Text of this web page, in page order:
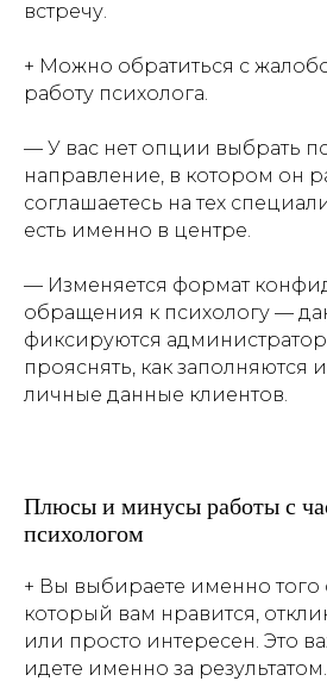
встречу.
+ Можно обратиться с
работу психолога.
— У вас нет опции выбрать
направление, в котором он
соглашаетесь на тех
есть именно в центре.
— Изменяется формат
обращения к психологу —
фиксируются
прояснять, как заполняются
личные данные клиентов.
Плюсы и минусы работы с
психологом
+ Вы выбираете именно того
который вам нравится,
или просто интересен. Это
идете именно за результатом.